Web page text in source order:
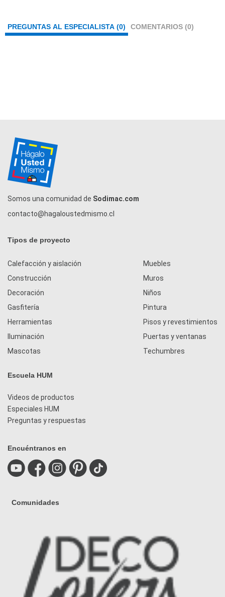
PREGUNTAS AL ESPECIALISTA (0) COMENTARIOS (0)
Somos una comunidad de Sodimac.com
contacto@hagaloustedmismo.cl
Tipos de proyecto
Calefacción y aislación
Construcción
Decoración
Gasfitería
Herramientas
Iluminación
Mascotas
Muebles
Muros
Niños
Pintura
Pisos y revestimientos
Puertas y ventanas
Techumbres
Escuela HUM
Videos de productos
Especiales HUM
Preguntas y respuestas
Encuéntranos en
Comunidades